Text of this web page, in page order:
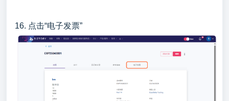
16. 点击“电子发票”